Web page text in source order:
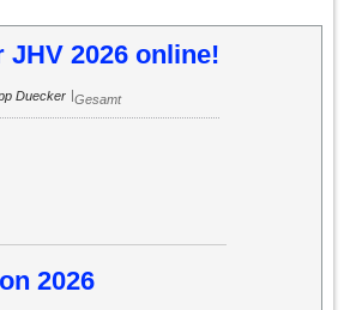
JHV 2026 online!
Duecker |Gesamt
2026